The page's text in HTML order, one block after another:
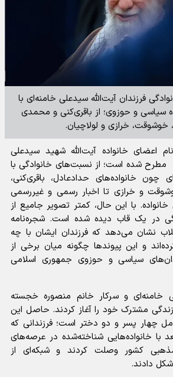
فرزندان آیت‌الله سیدعلی خامنه‌ای با
سیاسی و حوزوی؛ از باقری‌کنی و محمدی
خوشوقت، خرازی و لولاچیان.
اعضای خانواده آیت‌الله شهید سیدعلی
مطرح شده است؛ از نسبت‌های خانوادگی با
چون خانواده‌های حدادعادل، باقری‌کنی،
و خرازی تا اخبار رسمی و غیررسمی
با این حال، کمتر تصویر جامیع از
در یک قاب دیده شده است. شجره‌نامه
نشان می‌دهد که فرزندان ایشان با چه
و این پیوندها چگونه میان برخی از
سیاسی و حوزوی جمهوری اسلامی
خامنه‌ای و سرکار خانم منصوره خجسته
در سال ۱۳۴۳ زندگی مشترک خود را آغاز کردند. حاصل این
چهار پسر و دو دختر است؛ فرزندانی که
خانواده‌هایی شناخته‌شده در عرصه‌های
کشور وصلت کردند و شبکه‌ای از
دادند.